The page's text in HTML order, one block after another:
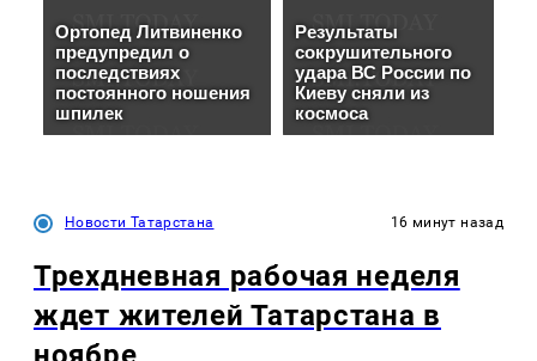
Новости Татарстана 16 минут назад
Трехдневная рабочая неделя
ждет жителей Татарстана в